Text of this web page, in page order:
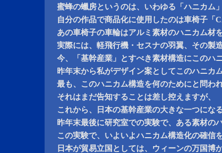
蜜蜂の蠟房というのは、いわゆる「ハニカム
自分の作品で商品化に使用したのは車椅子「
あの車椅子の車輪はアルミ素材のハニカム材
実際には、軽飛行機・セスナの羽翼、その製
今、「基幹産業」とすべき素材構造にこのハ
昨年末から私がデザイン案としてこのハニカ
最も、このハニカム構造を何のためにと問わ
それはまだ告知することは差し控えますが、
これから、日本の基幹産業の大きな一つにな
昨年末最後に研究室での実験で、ある素材の
この実験で、いよいよハニカム構造化の確信
日本が貿易立国としては、ウィーンの万国博